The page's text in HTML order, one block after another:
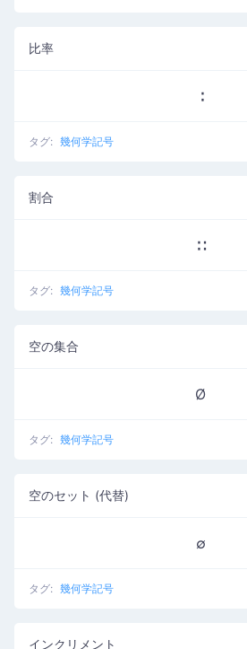
比率
∶
タグ: 幾何学記号
割合
∷
タグ: 幾何学記号
空の集合
Ø
タグ: 幾何学記号
空のセット (代替)
∅
タグ: 幾何学記号
インクリメント